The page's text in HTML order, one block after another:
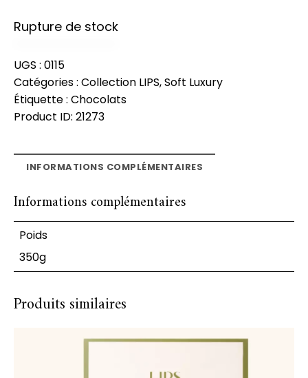
Rupture de stock
UGS : 0115
Catégories : Collection LIPS,Soft Luxury
Étiquette : Chocolats
Product ID: 21273
INFORMATIONS COMPLÉMENTAIRES
Informations complémentaires
Poids
350g
Produits similaires